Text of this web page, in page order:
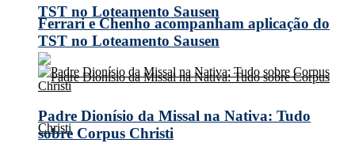
TST no Loteamento Sausen
Ferrari e Chenho acompanham aplicação do
TST no Loteamento Sausen
Padre Dionísio da Missal na Nativa: Tudo
sobre Corpus Christi